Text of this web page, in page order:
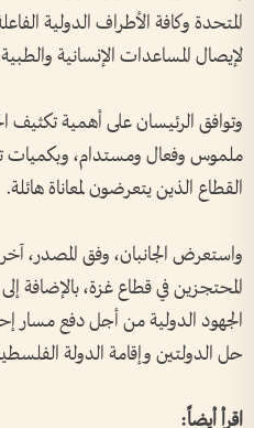
المتحدة وكافة الأطراف الدولية
لإيصال المساعدات الإنسانية
وتوافق الرئيسان على أهمية تكثيف
ملموس وفعال ومستدام، وبكميات
القطاع الذين يتعرضون لمعاناة هائلة.
واستعرض الجانبان، وفق المصدر،
المحتجزين في قطاع غزة، بالإضافة
الجهود الدولية من أجل دفع مسار
حل الدولتين وإقامة الدولة
اقرأ أيضاً: